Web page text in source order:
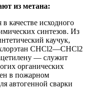
из метана:
качестве исходного
синтезов. Из
каучук,
СНСl2—СНСl2
— служит
органических
в пожарном
автогенной сварки